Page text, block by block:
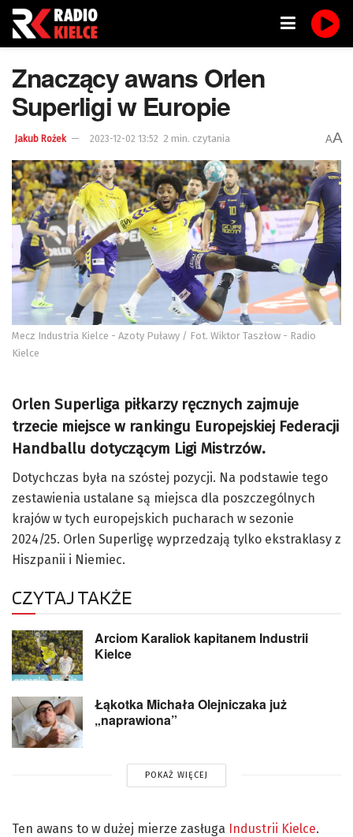
Znaczący awans Orlen
Superligi w Europie
Jakub Rożek 2023-12-02 13:52 2 min. czytania AA
Mecz Industria Kielce - Azoty Puławy / Fot. Wiktor Taszłow - Radio
Kielce
Orlen Superliga piłkarzy ręcznych zajmuje
trzecie miejsce w rankingu Europejskiej Federacji
Handballu dotyczącym Ligi Mistrzów.
Dotychczas była na szóstej pozycji. Na podstawie tego
zestawienia ustalane są miejsca dla poszczególnych
krajów w tych europejskich pucharach w sezonie
2024/25. Orlen Superligę wyprzedzają tylko ekstraklasy z
Hiszpanii i Niemiec.
CZYTAJ TAKŻE
Arciom Karaliok kapitanem Industrii
Kielce
Łąkotka Michała Olejniczaka już
„naprawiona”
POKAŻ WIĘCEJ
Ten awans to w dużej mierze zasługa Industrii Kielce.